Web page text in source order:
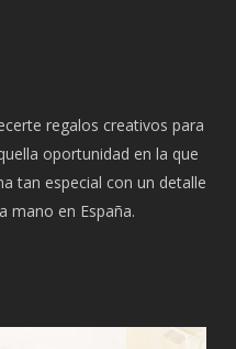
regalos creativos para
oportunidad en la que
tan especial con un detalle
mano en España.